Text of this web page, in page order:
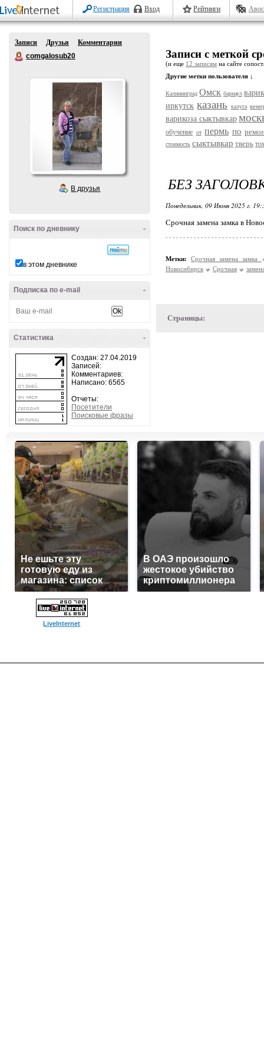
Регистрация Вход Рейтинги
Записи Друзья
Комментарии
comgalosub20
В друзья
-
Поиск по дневнику
в этом дневнике
-
Подписка по e-mail
-
Статистика
Создан: 27.04.2019
Записей:
Комментариев:
Написано: 6565
Отчеты:
Посетители
Поисковые фразы
Записи с меткой
(и еще 12 записям на сайте
Другие метки пользователя ↓
Калининград Омск барнаул
иркутск казань калуга
варикоза сыктывкар
обучение от пермь по
стоимость сыктывкар тверь
БЕЗ
Понедельник, 09 Июня 2025 г.
Срочная замена замка в
Метки:
Срочная замена замка
Новосибирск
Срочная
Страницы:
Не ешьте эту
готовую еду из
магазина: список
В ОАЭ произошло
жестокое убийство
криптомиллионера
LiveInternet